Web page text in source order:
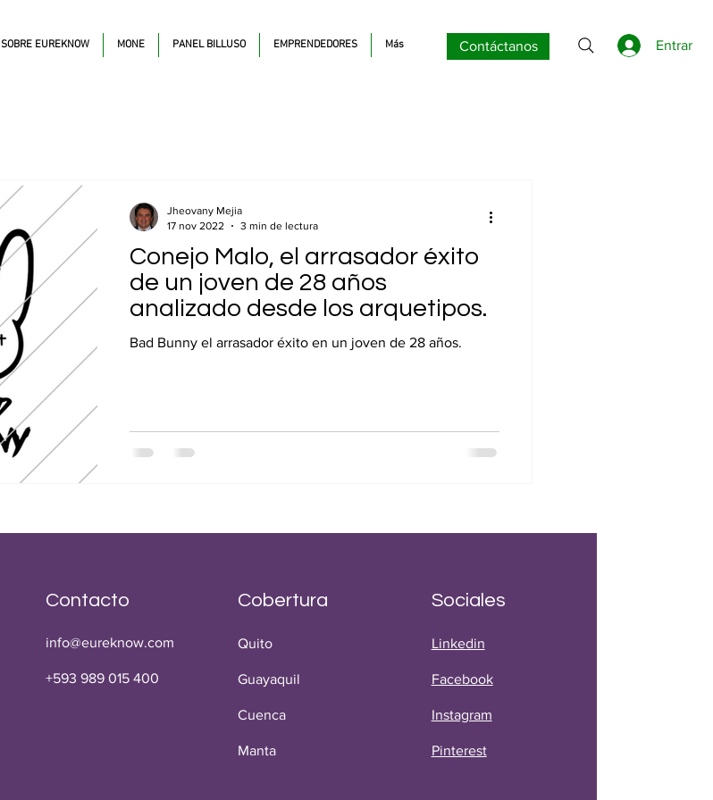
SOBRE EUREKNOW MONE PANEL BILLUSO EMPRENDEDORES Más Contáctanos Entrar
Conejo Malo, el arrasador éxito
de un joven de 28 años
analizado desde los arquetipos.
Bad Bunny el arrasador éxito en un joven de 28 años.
Jheovany Mejia
17 nov 2022
3 min de lectura
Contacto
info@eureknow.com
+593 989 015 400
Cobertura
Quito
Guayaquil
Cuenca
Manta
Sociales
Linkedin
Facebook
Instagram
Pinterest